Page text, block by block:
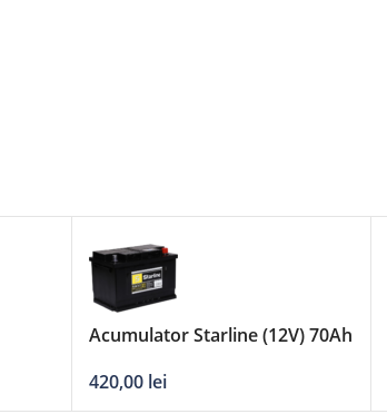
Acumulator Starline (12V) 70Ah
420,00 lei